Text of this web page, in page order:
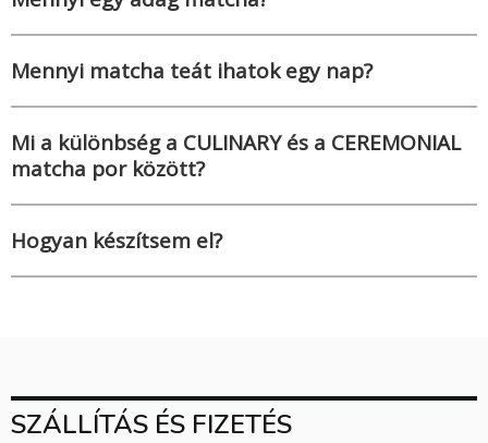
Mennyi matcha teát ihatok egy nap?
Mi a különbség a CULINARY és a CEREMONIAL
matcha por között?
Hogyan készítsem el?
SZÁLLÍTÁS ÉS FIZETÉS